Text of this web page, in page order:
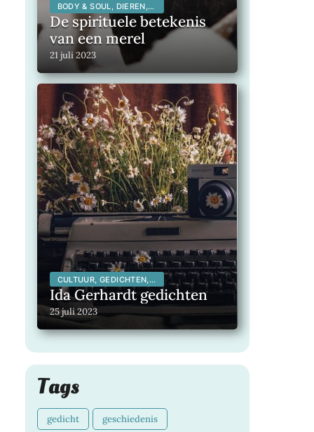
BODY & SOUL, DIEREN,
SPIRITUALITEIT,
De spirituele betekenis
van een merel
21 juli 2023
CULTUUR, GEDICHTEN,
INSPIRERENDE
KUNSTENAARS,
INSPIRERENDE MENSEN,
LITERATUUR,
MAATSCHAPPELIJK,
Ida Gerhardt gedichten
25 juli 2023
Tags
gedicht geschiedenis